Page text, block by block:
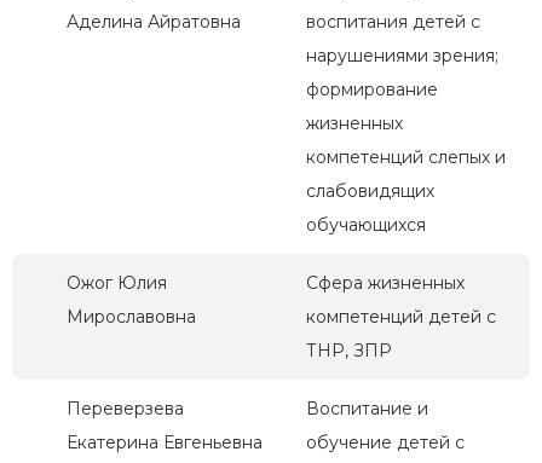
Аделина Айратовна
воспитания детей с
нарушениями зрения;
формирование
жизненных
компетенций слепых и
слабовидящих
обучающихся
Ожог Юлия
Мирославовна
Сфера жизненных
компетенций детей с
ТНР, ЗПР
Переверзева
Екатерина Евгеньевна
Воспитание и
обучение детей с